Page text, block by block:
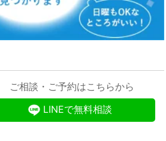
ご相談・ご予約はこちらから
LINEで無料相談